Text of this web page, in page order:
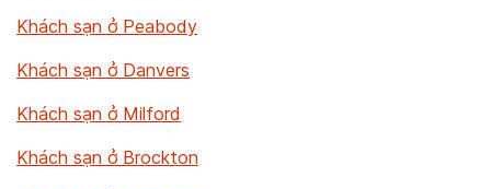
Khách sạn ở Peabody
Khách sạn ở Danvers
Khách sạn ở Milford
Khách sạn ở Brockton